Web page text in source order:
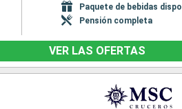
Paquete de bebidas
Pensión completa
VER LAS OFERTAS